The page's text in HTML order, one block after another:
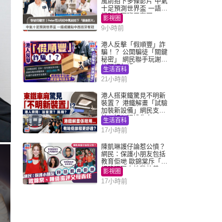
十足預測世界盃 一語成
讖貼中西班牙奪冠
影視圈
9小時前
港人反擊「假順豐」詐
騙！？ 公開騙徒「關鍵
秘密」 網民聯手玩謝：
練習緬甸語
生活百科
21小時前
港人搭東鐵驚見不明新
裝置？ 港鐵解畫「試驗
加裝新設備」網民支
持：好似呢排先有
生活百科
17小時前
陳凱琳護仔論惹公憤？
網民：保護小朋友包括
教育佢哋 歐錦棠斥「養
細路唔同走地雞放養」
影視圈
17小時前